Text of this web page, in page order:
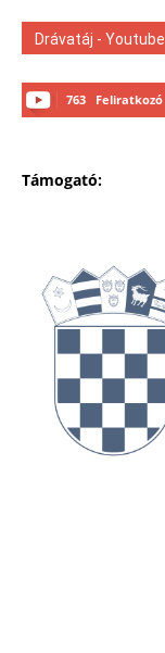
Drávatáj - Youtube
763 Feliratkozó
Támogató: